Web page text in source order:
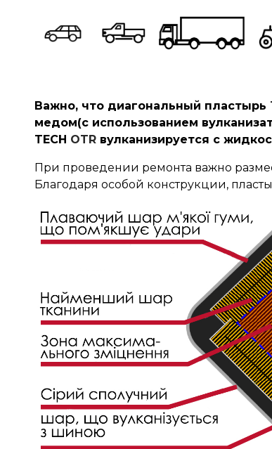
Важно, что диагональный пластырь
медом(с использованием
TECH OTRвулканизируется с
При проведении ремонта важно
Благодаря особой конструкции,